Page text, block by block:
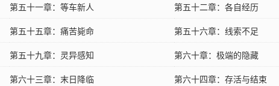
第五十一章：等车新人
第五十二章：各自经历
第五十五章：痛苦毙命
第五十六章：线索不足
第五十九章：灵异感知
第六十章：极端的隐藏
第六十三章：末日降临
第六十四章：存活与结束